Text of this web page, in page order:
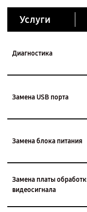
Услуги
Диагностика
Замена USB порта
Замена блока питания
Замена платы
видеосигнала